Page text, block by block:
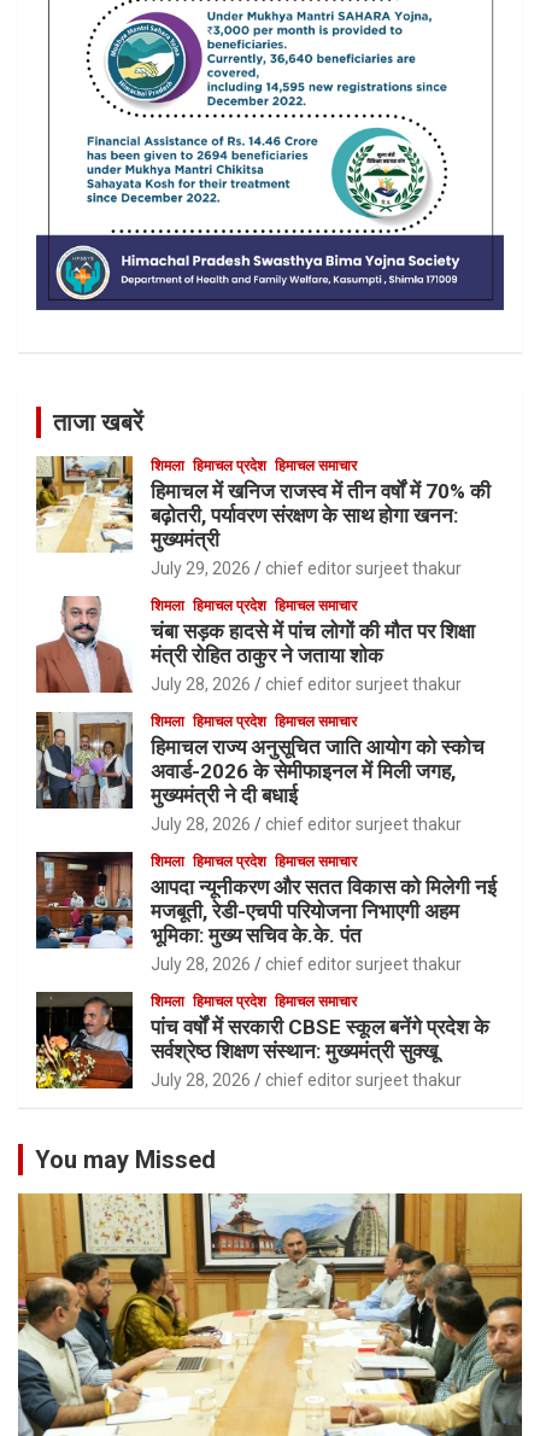
ताजा खबरें
शिमला हिमाचल प्रदेश हिमाचल समाचार
हिमाचल में खनिज राजस्व में तीन वर्षों में 70% की
बढ़ोतरी, पर्यावरण संरक्षण के साथ होगा खनन:
मुख्यमंत्री
July 29, 2026 chief editor surjeet thakur
शिमला हिमाचल प्रदेश हिमाचल समाचार
चंबा सड़क हादसे में पांच लोगों की मौत पर शिक्षा
मंत्री रोहित ठाकुर ने जताया शोक
July 28, 2026 chief editor surjeet thakur
शिमला हिमाचल प्रदेश हिमाचल समाचार
हिमाचल राज्य अनुसूचित जाति आयोग को स्कोच
अवार्ड-2026 के सेमीफाइनल में मिली जगह,
मुख्यमंत्री ने दी बधाई
July 28, 2026 chief editor surjeet thakur
शिमला हिमाचल प्रदेश हिमाचल समाचार
आपदा न्यूनीकरण और सतत विकास को मिलेगी नई
मजबूती, रेडी-एचपी परियोजना निभाएगी अहम
भूमिका: मुख्य सचिव के.के. पंत
July 28, 2026 chief editor surjeet thakur
शिमला हिमाचल प्रदेश हिमाचल समाचार
पांच वर्षों में सरकारी CBSE स्कूल बनेंगे प्रदेश के
सर्वश्रेष्ठ शिक्षण संस्थान: मुख्यमंत्री सुक्खू
July 28, 2026 chief editor surjeet thakur
You may Missed